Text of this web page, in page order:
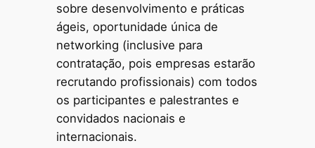
sobre desenvolvimento e práticas
ágeis, oportunidade única de
networking (inclusive para
contratação, pois empresas estarão
recrutando profissionais) com todos
os participantes e palestrantes e
convidados nacionais e
internacionais.